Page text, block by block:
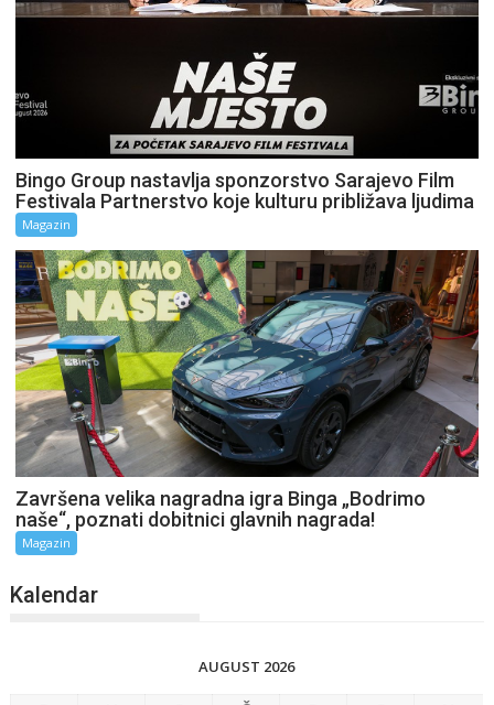
Bingo Group nastavlja sponzorstvo Sarajevo Film
Festivala Partnerstvo koje kulturu približava ljudima
Magazin
Završena velika nagradna igra Binga „Bodrimo
naše“, poznati dobitnici glavnih nagrada!
Magazin
Kalendar
AUGUST 2026